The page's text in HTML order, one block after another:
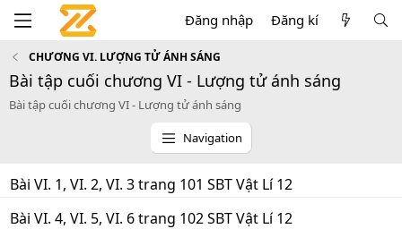
Đăng nhập Đăng kí
CHƯƠNG VI. LƯỢNG TỬ ÁNH SÁNG
Bài tập cuối chương VI - Lượng tử ánh sáng
Bài tập cuối chương VI - Lượng tử ánh sáng
Navigation
Bài VI. 1, VI. 2, VI. 3 trang 101 SBT Vật Lí 12
Bài VI. 4, VI. 5, VI. 6 trang 102 SBT Vật Lí 12